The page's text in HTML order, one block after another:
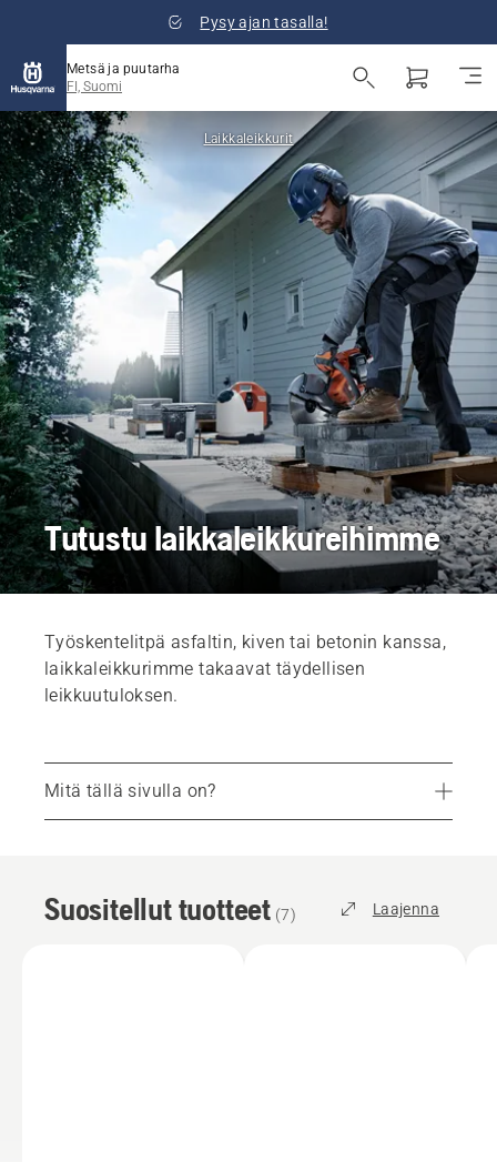
Pysy ajan tasalla!
Metsä ja puutarha
FI, Suomi
Laikkaleikkurit
Tutustu laikkaleikkureihimme
Työskentelitpä asfaltin, kiven tai betonin kanssa,
laikkaleikkurimme takaavat täydellisen
leikkuutuloksen.
Mitä tällä sivulla on?
Suositellut tuotteet
Osat ja lisävarusteet
Suositellut tuotteet (7) Laajenna